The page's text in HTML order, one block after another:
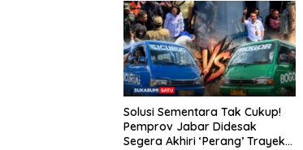
Solusi Sementara Tak Cukup!
Pemprov Jabar Didesak
Segera Akhiri ‘Perang’ Trayek